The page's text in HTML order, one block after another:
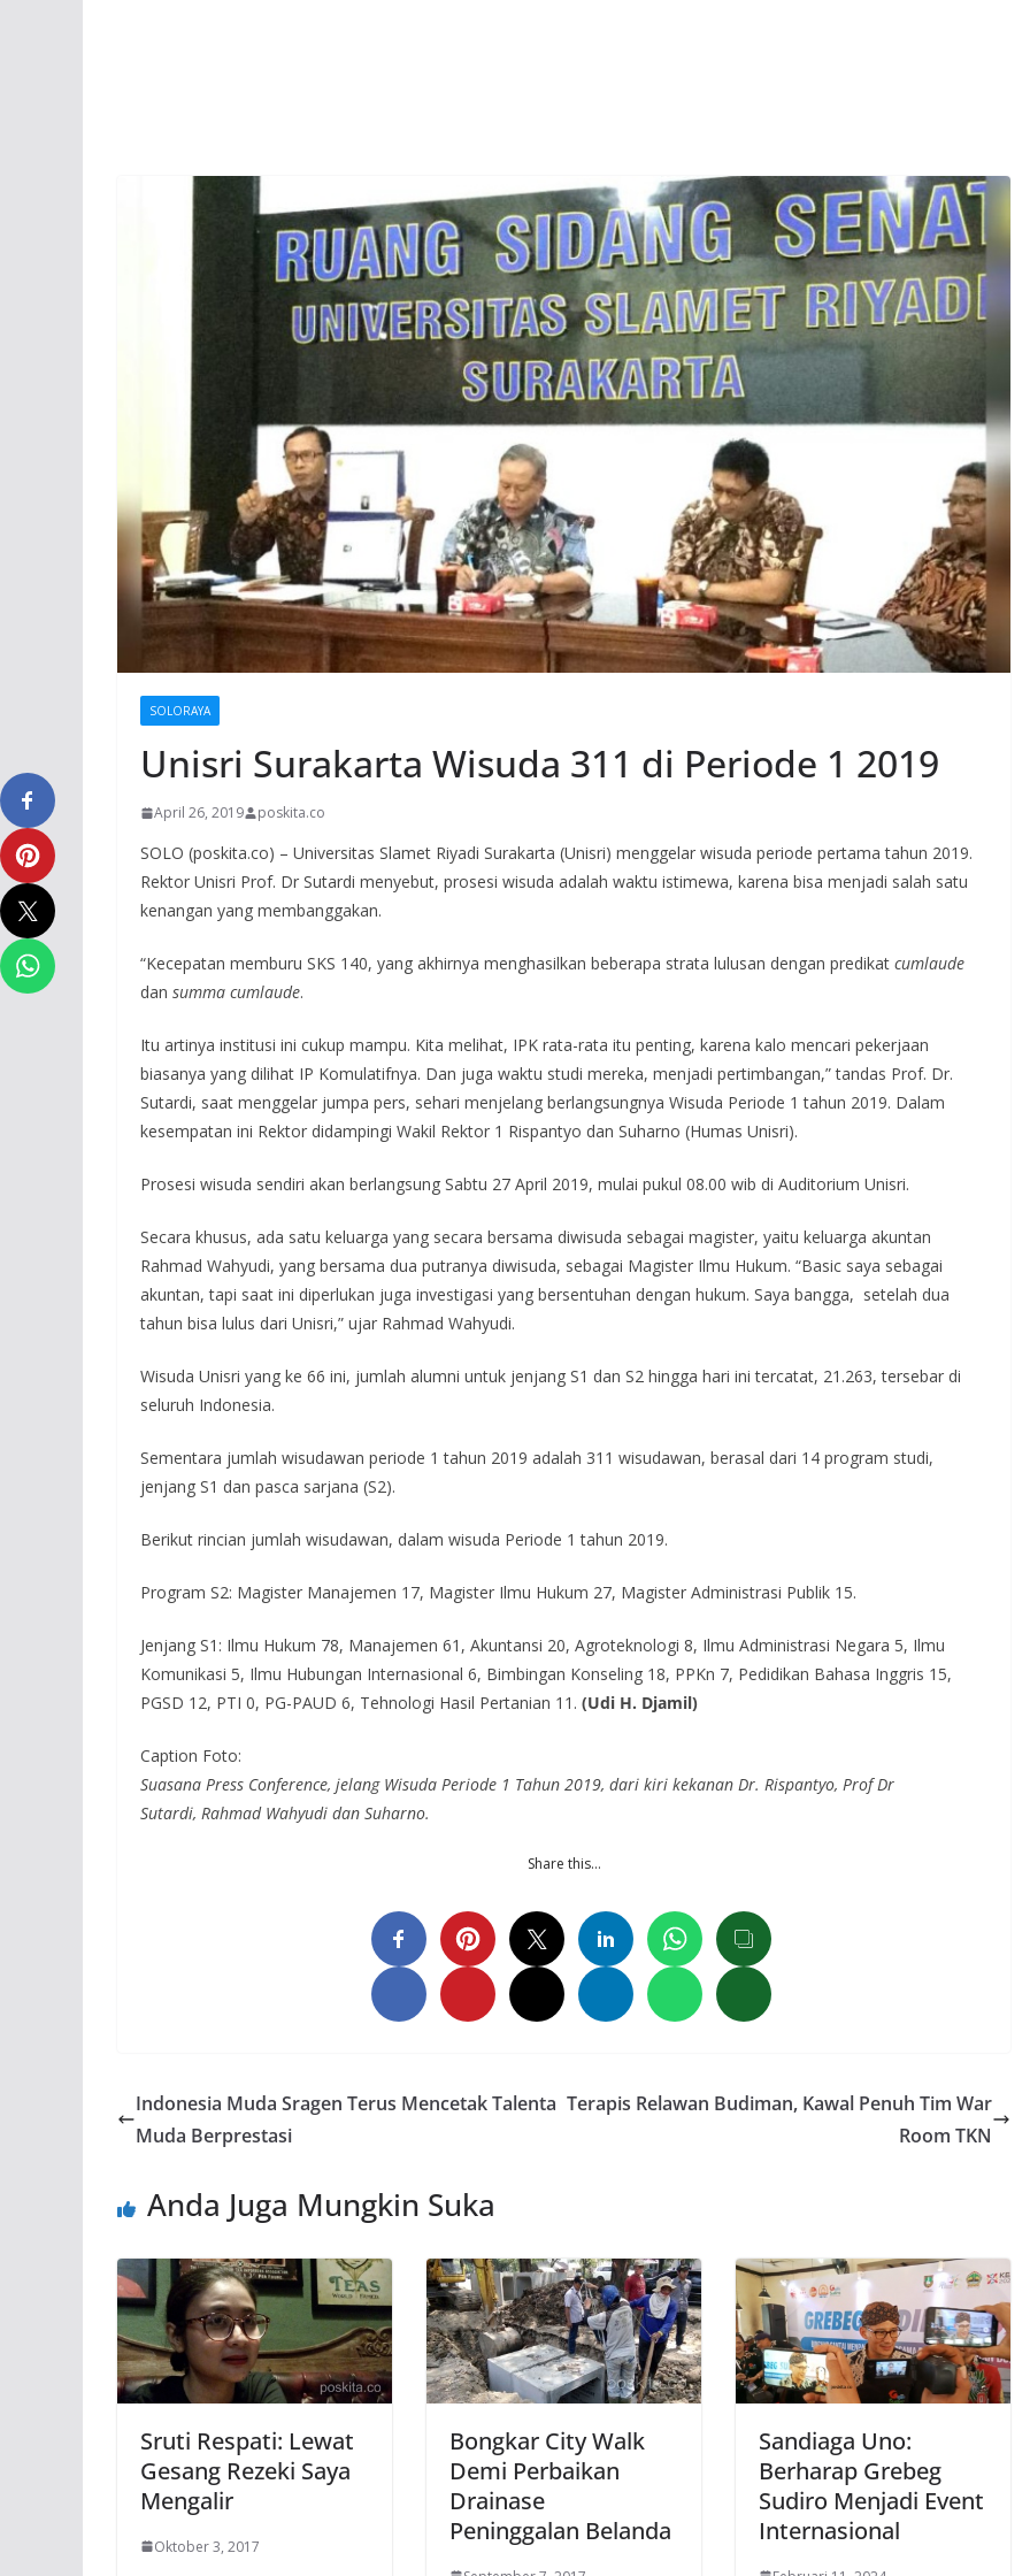
SOLORAYA
Unisri Surakarta Wisuda 311 di Periode 1 2019
April 26, 2019 poskita.co
SOLO (poskita.co) – Universitas Slamet Riyadi Surakarta (Unisri) menggelar wisuda periode pertama tahun 2019.
Rektor Unisri Prof. Dr Sutardi menyebut, prosesi wisuda adalah waktu istimewa, karena bisa menjadi salah satu
kenangan yang membanggakan.
“Kecepatan memburu SKS 140, yang akhirnya menghasilkan beberapa strata lulusan dengan predikat cumlaude
dan summa cumlaude.
Itu artinya institusi ini cukup mampu. Kita melihat, IPK rata-rata itu penting, karena kalo mencari pekerjaan
biasanya yang dilihat IP Komulatifnya. Dan juga waktu studi mereka, menjadi pertimbangan,” tandas Prof. Dr.
Sutardi, saat menggelar jumpa pers, sehari menjelang berlangsungnya Wisuda Periode 1 tahun 2019. Dalam
kesempatan ini Rektor didampingi Wakil Rektor 1 Rispantyo dan Suharno (Humas Unisri).
Prosesi wisuda sendiri akan berlangsung Sabtu 27 April 2019, mulai pukul 08.00 wib di Auditorium Unisri.
Secara khusus, ada satu keluarga yang secara bersama diwisuda sebagai magister, yaitu keluarga akuntan
Rahmad Wahyudi, yang bersama dua putranya diwisuda, sebagai Magister Ilmu Hukum. “Basic saya sebagai
akuntan, tapi saat ini diperlukan juga investigasi yang bersentuhan dengan hukum. Saya bangga, setelah dua
tahun bisa lulus dari Unisri,” ujar Rahmad Wahyudi.
Wisuda Unisri yang ke 66 ini, jumlah alumni untuk jenjang S1 dan S2 hingga hari ini tercatat, 21.263, tersebar di
seluruh Indonesia.
Sementara jumlah wisudawan periode 1 tahun 2019 adalah 311 wisudawan, berasal dari 14 program studi,
jenjang S1 dan pasca sarjana (S2).
Berikut rincian jumlah wisudawan, dalam wisuda Periode 1 tahun 2019.
Program S2: Magister Manajemen 17, Magister Ilmu Hukum 27, Magister Administrasi Publik 15.
Jenjang S1: Ilmu Hukum 78, Manajemen 61, Akuntansi 20, Agroteknologi 8, Ilmu Administrasi Negara 5, Ilmu
Komunikasi 5, Ilmu Hubungan Internasional 6, Bimbingan Konseling 18, PPKn 7, Pedidikan Bahasa Inggris 15,
PGSD 12, PTI 0, PG-PAUD 6, Tehnologi Hasil Pertanian 11. (Udi H. Djamil)
Caption Foto:
Suasana Press Conference, jelang Wisuda Periode 1 Tahun 2019, dari kiri kekanan Dr. Rispantyo, Prof Dr
Sutardi, Rahmad Wahyudi dan Suharno.
Share this…
Indonesia Muda Sragen Terus Mencetak Talenta
Muda Berprestasi
Terapis Relawan Budiman, Kawal Penuh Tim War
Room TKN
Anda Juga Mungkin Suka
Sruti Respati: Lewat
Gesang Rezeki Saya
Mengalir
Oktober 3, 2017
Bongkar City Walk
Demi Perbaikan
Drainase
Peninggalan Belanda
Sandiaga Uno:
Berharap Grebeg
Sudiro Menjadi Event
Internasional